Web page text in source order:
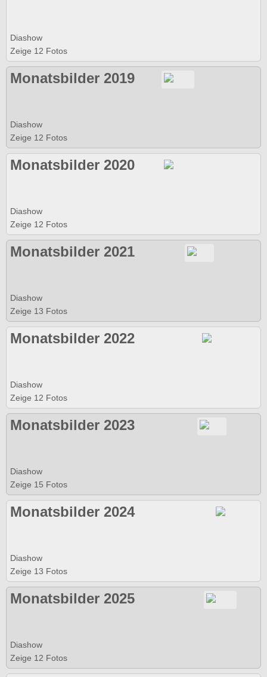
Diashow
Zeige 12 Fotos
Monatsbilder 2019
Diashow
Zeige 12 Fotos
Monatsbilder 2020
Diashow
Zeige 12 Fotos
Monatsbilder 2021
Diashow
Zeige 13 Fotos
Monatsbilder 2022
Diashow
Zeige 12 Fotos
Monatsbilder 2023
Diashow
Zeige 15 Fotos
Monatsbilder 2024
Diashow
Zeige 13 Fotos
Monatsbilder 2025
Diashow
Zeige 12 Fotos